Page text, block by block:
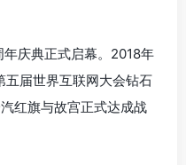
庆典正式启幕。2018年
届世界互联网大会钻石
红旗与故宫正式达成战